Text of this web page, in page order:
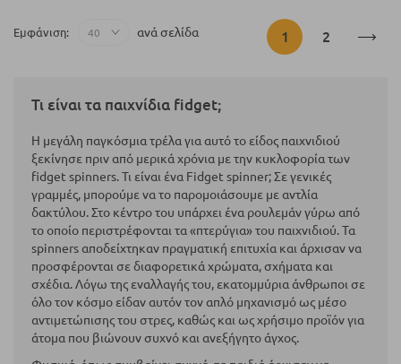
Διαβάζετε
στιγμή
τη
σελίδα
1 Σελίδα
2
Εμφάνιση ανά σελίδα
Τι είναι τα παιχνίδια fidget;
Η μεγάλη παγκόσμια τρέλα για αυτό το είδος παιχνιδιού
ξεκίνησε πριν από μερικά χρόνια με την κυκλοφορία των
fidget spinners. Τι είναι ένα Fidget spinner; Σε γενικές
γραμμές, μπορούμε να το παρομοιάσουμε με αντλία
δακτύλου. Στο κέντρο του υπάρχει ένα ρουλεμάν γύρω από
το οποίο περιστρέφονται τα «πτερύγια» του παιχνιδιού. Τα
spinners αποδείχτηκαν πραγματική επιτυχία και άρχισαν να
προσφέρονται σε διαφορετικά χρώματα, σχήματα και
σχέδια. Λόγω της εναλλαγής του, εκατομμύρια άνθρωποι σε
όλο τον κόσμο είδαν αυτόν τον απλό μηχανισμό ως μέσο
αντιμετώπισης του στρες, καθώς και ως χρήσιμο προϊόν για
άτομα που βιώνουν συχνό και ανεξήγητο άγχος.